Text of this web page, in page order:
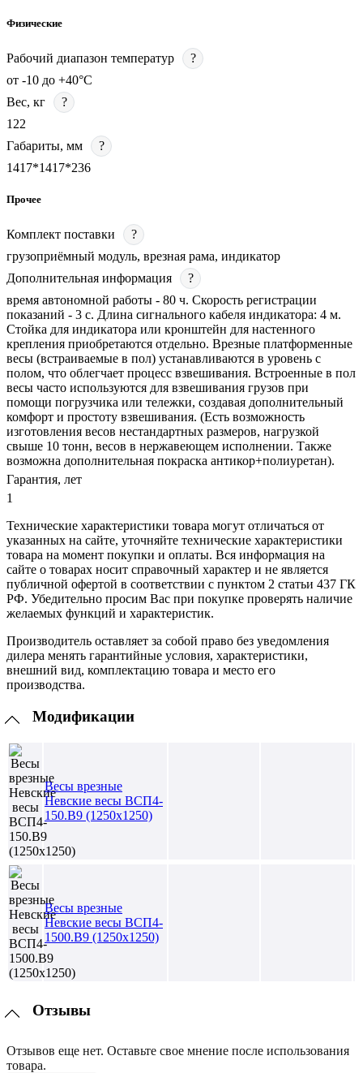
Физические
Рабочий диапазон температур
?
от -10 до +40°C
Вес, кг
?
122
Габариты, мм
?
1417*1417*236
Прочее
Комплект поставки
?
грузоприёмный модуль, врезная рама, индикатор
Дополнительная информация
?
время автономной работы - 80 ч. Скорость регистрации
показаний - 3 c. Длина сигнального кабеля индикатора: 4 м.
Стойка для индикатора или кронштейн для настенного
крепления приобретаются отдельно. Врезные платформенные
весы (встраиваемые в пол) устанавливаются в уровень с
полом, что облегчает процесс взвешивания. Встроенные в пол
весы часто используются для взвешивания грузов при
помощи погрузчика или тележки, создавая дополнительный
комфорт и простоту взвешивания. (Есть возможность
изготовления весов нестандартных размеров, нагрузкой
свыше 10 тонн, весов в нержавеющем исполнении. Также
возможна дополнительная покраска антикор+полиуретан).
Гарантия, лет
1
Технические характеристики товара могут отличаться от
указанных на сайте, уточняйте технические характеристики
товара на момент покупки и оплаты. Вся информация на
сайте о товарах носит справочный характер и не является
публичной офертой в соответствии с пунктом 2 статьи 437 ГК
РФ. Убедительно просим Вас при покупке проверять наличие
желаемых функций и характеристик.
Производитель оставляет за собой право без уведомления
дилера менять гарантийные условия, характеристики,
внешний вид, комплектацию товара и место его
производства.
Модификации
Весы врезные
Невские весы ВСП4-
150.В9 (1250х1250)
Весы врезные
Невские весы ВСП4-
1500.В9 (1250х1250)
Отзывы
Отзывов еще нет. Оставьте свое мнение после использования
товара.